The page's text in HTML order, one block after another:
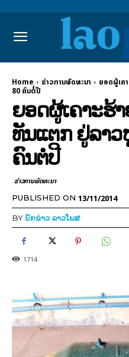
Home ຂ່າວການພັດທະນາ
ຍອດຜູ້ເຄ
80 ຄົນຕໍ່ປີ
ຍອດຜູ້ເຄາະຮ້
ທັນແຕກ ຢູ່ລາວ
ຄົນຕໍ່ປີ
ຂ່າວການພັດທະນາ
PUBLISHED ON 13/11/2014
BYນັກຂ່າວ ລາວໂພສ
1714